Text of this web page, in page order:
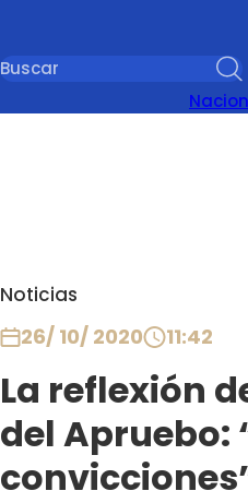
Noticias
26/ 10/ 2020 11:42
La reflexión
del Apruebo: